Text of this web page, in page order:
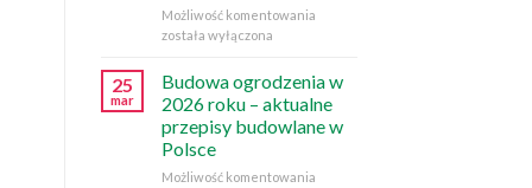
wiedzieć?
Możliwość komentowaniaPodmurówka
panelowe
wszystko,
co
wiedzieć
została wyłączona
25
mar
Budowa ogrodzenia w
2026 roku – aktualne
przepisy budowlane w
Polsce
Możliwość komentowaniaBudowa